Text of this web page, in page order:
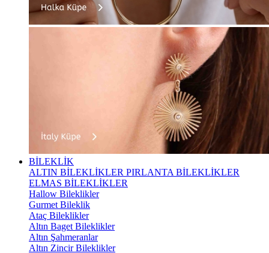
BİLEKLİK
ALTIN BİLEKLİKLER PIRLANTA BİLEKLİKLER
ELMAS BİLEKLİKLER
Hallow Bileklikler
Gurmet Bileklik
Ataç Bileklikler
Altın Baget Bileklikler
Altın Şahmeranlar
Altın Zincir Bileklikler